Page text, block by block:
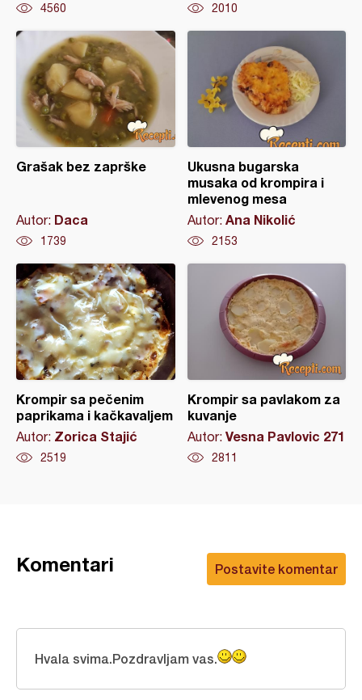
4560 2010
Grašak bez zaprške
Autor: Daca
1739
Ukusna bugarska
musaka od krompira i
mlevenog mesa
Autor: Ana Nikolić
2153
Krompir sa pečenim
paprikama i kačkavaljem
Autor: Zorica Stajić
2519
Krompir sa pavlakom za
kuvanje
Autor: Vesna Pavlovic 271
2811
Postavite komentar
Komentari
Hvala svima.Pozdravljam vas.